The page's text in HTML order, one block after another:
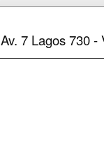
Av. 7 Lagos 730 -